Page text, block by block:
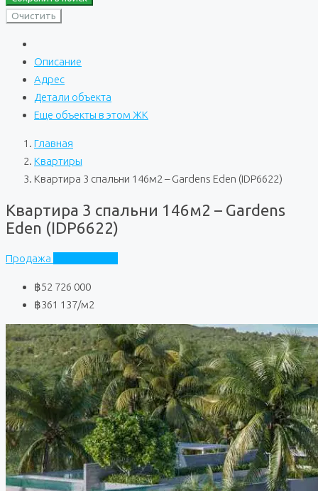
Очистить
Описание
Адрес
Детали объекта
Еще объекты в этом ЖК
Главная
Квартиры
Квартира 3 спальни 146м2 – Gardens Eden (IDP6622)
Квартира 3 спальни 146м2 – Gardens
Eden (IDP6622)
Продажа
฿52 726 000
฿361 137/м2